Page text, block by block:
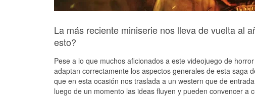
La más reciente miniserie nos lleva de vuelta al
esto?
Pese a lo que muchos aficionados a este videojuego de
adaptan correctamente los aspectos generales de esta saga
que en esta ocasión nos traslada a un western que de
luego de un momento las ideas fluyen y pueden convencer a